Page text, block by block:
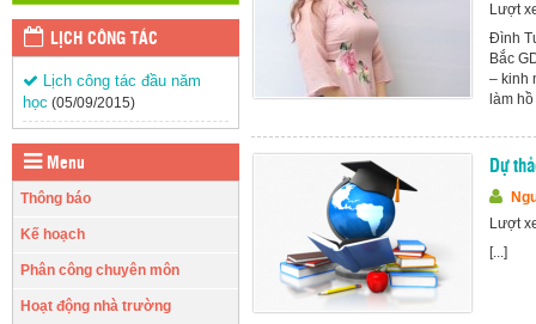
LỊCH CÔNG TÁC
Lịch công tác đầu năm
học (05/09/2015)
Menu
Thông báo
Kế hoạch
Phân công chuyên môn
Hoạt động nhà trường
Lượt
Đình
Bắc
– kinh
làm
Dự
Lượt
[...]